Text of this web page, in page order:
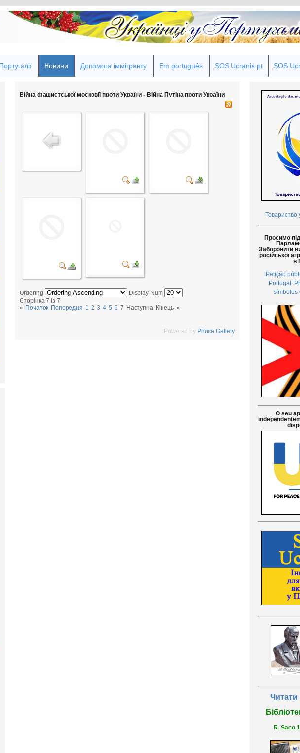
Новини Допомога іммігранту Em português SOS Ucrania pt SOS
Війна фашистської московії проти України - Війна Путіна проти України
Ordering
Display Num
Сторінка 7 із 7
« Початок Попередня 1 2 3 4 5 6 7 Наступна Кінець »
Powered by Phoca Gallery
Товариство
Просимо
Заборонити
російської
в
Petição
Portugal:
símbolos
O seu
Читати
R. Saco